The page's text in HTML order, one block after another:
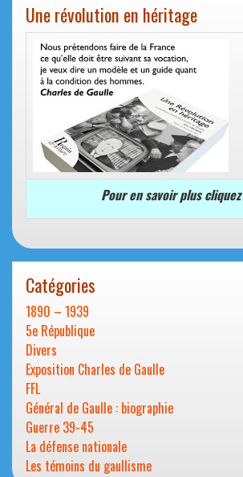
Une révolution en héritage
Pour en savoir plus cliquez
Catégories
1890 – 1939
5e République
Divers
Exposition Charles de Gaulle
FFL
Général de Gaulle : biographie
Guerre 39-45
La défense nationale
Les témoins du gaullisme